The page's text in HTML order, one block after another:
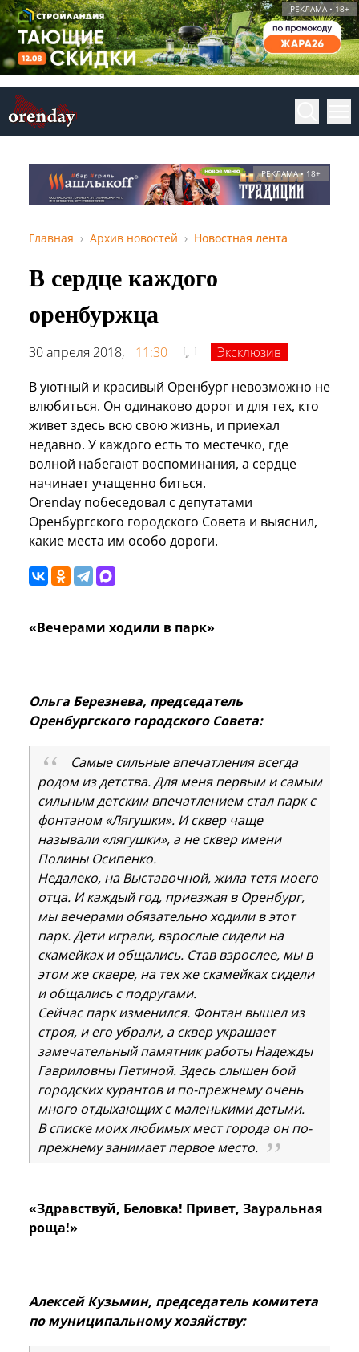
РЕКЛАМА • 18+
РЕКЛАМА • 18+
Главная Архив новостей Новостная лента
В сердце каждого
оренбуржца
30 апреля 2018, 11:30
Эксклюзив
В уютный и красивый Оренбург невозможно не
влюбиться. Он одинаково дорог и для тех, кто
живет здесь всю свою жизнь, и приехал
недавно. У каждого есть то местечко, где
волной набегают воспоминания, а сердце
начинает учащенно биться.
Orenday побеседовал с депутатами
Оренбургского городского Совета и выяснил,
какие места им особо дороги.
«Вечерами ходили в парк»
Ольга Березнева, председатель
Оренбургского городского Совета:
Самые сильные впечатления всегда
родом из детства. Для меня первым и самым
сильным детским впечатлением стал парк с
фонтаном «Лягушки». И сквер чаще
называли «лягушки», а не сквер имени
Полины Осипенко.
Недалеко, на Выставочной, жила тетя моего
отца. И каждый год, приезжая в Оренбург,
мы вечерами обязательно ходили в этот
парк. Дети играли, взрослые сидели на
скамейках и общались. Став взрослее, мы в
этом же сквере, на тех же скамейках сидели
и общались с подругами.
Сейчас парк изменился. Фонтан вышел из
строя, и его убрали, а сквер украшает
замечательный памятник работы Надежды
Гавриловны Петиной. Здесь слышен бой
городских курантов и по-прежнему очень
много отдыхающих с маленькими детьми.
В списке моих любимых мест города он по-
прежнему занимает первое место.
«Здравствуй, Беловка! Привет, Зауральная
роща!»
Алексей Кузьмин, председатель комитета
по муниципальному хозяйству: